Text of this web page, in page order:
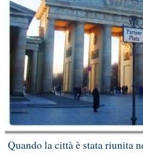
Quando la città è stata riunita